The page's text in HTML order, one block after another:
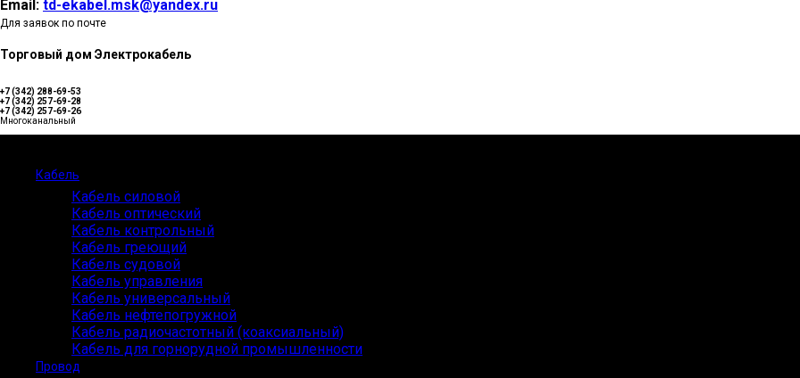
Email: td-ekabel.msk@yandex.ru
Для заявок по почте
Торговый дом Электрокабель
+7 (342) 288-69-53
+7 (342) 257-69-28
+7 (342) 257-69-26
Многоканальный
Кабель
Кабель силовой
Кабель оптический
Кабель контрольный
Кабель греющий
Кабель судовой
Кабель управления
Кабель универсальный
Кабель нефтепогружной
Кабель радиочастотный (коаксиальный)
Кабель для горнорудной промышленности
Провод